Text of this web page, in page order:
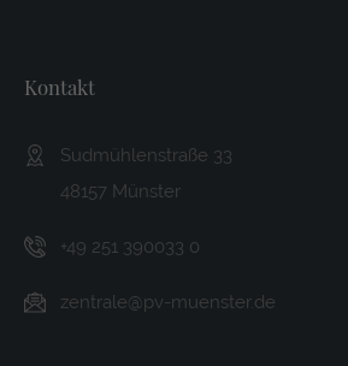
Kontakt
Sudmühlenstraße 33
48157 Münster
+49 251 390033 0
zentrale@pv-muenster.de